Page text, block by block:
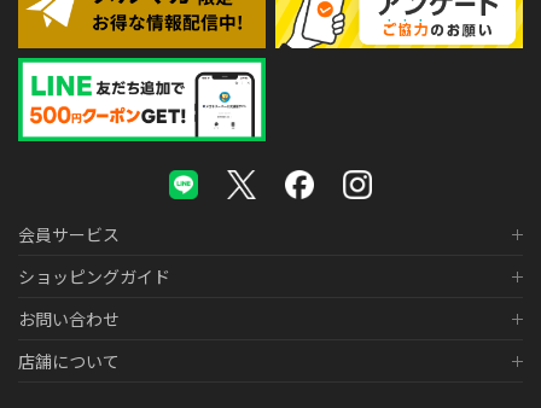
会員サービス
ショッピングガイド
お問い合わせ
店舗について